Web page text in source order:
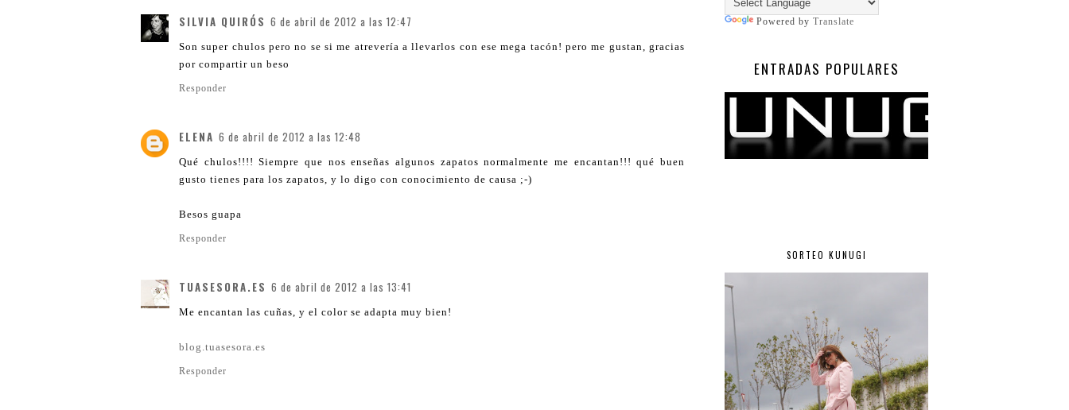
SILVIA QUIRÓS 6 de abril de 2012 a las 12:47
Son super chulos pero no se si me atrevería a llevarlos con ese mega tacón! pero me gustan, gracias
por compartir un beso
Responder
ELENA 6 de abril de 2012 a las 12:48
Qué chulos!!!! Siempre que nos enseñas algunos zapatos normalmente me encantan!!! qué buen
gusto tienes para los zapatos, y lo digo con conocimiento de causa ;-)
Besos guapa
Responder
TUASESORA.ES 6 de abril de 2012 a las 13:41
Me encantan las cuñas, y el color se adapta muy bien!
blog.tuasesora.es
Responder
Powered by Translate
ENTRADAS POPULARES
SORTEO KUNUGI